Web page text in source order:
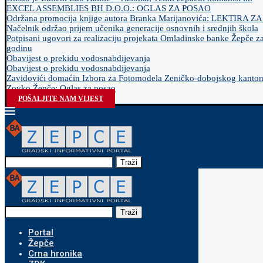
EXCEL ASSEMBLIES BH D.O.O.: OGLAS ZA POSAO
Održana promocija knjige autora Branka Marijanovića: LEKTIRA
Načelnik održao prijem učenika generacije osnovnih i srednjih škola
Potpisani ugovori za realizaciju projekata Omladinske banke Žepče
godinu
Obavijest o prekidu vodosnabdijevanja
Obavijest o prekidu vodosnabdijevanja
Zavidovići domaćin Izbora za Fotomodela Zeničko-dobojskog
Zovko Žepče: Oglas za posao
POŠALJITE NAM VIJEST
Traži
Traži
Portal
Žepče
Crna hronika